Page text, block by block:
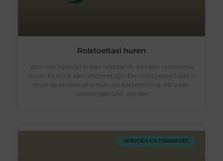
Rolstoeltaxi huren
Voor wie (tijdelijk) in een rolstoel zit, kan een rolstoeltaxi
huren bij Noot een uitkomst zijn! Een rolstoeltaxi haalt u
thuis op en brengt u naar uw bestemming. Als u een
rolstoel gebruikt, zijn een
VERVOER EN TRANSPORT